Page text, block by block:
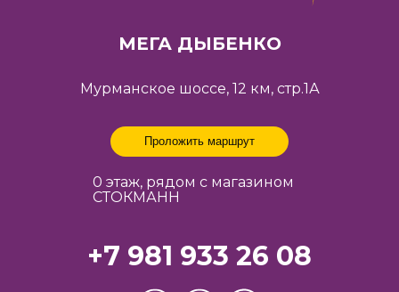
МЕГА ДЫБЕНКО
Проложить маршрут
0 этаж, рядом с магазином
СТОКМАНН
Мурманское шоссе, 12 км, стр.1А
+7 981 933 26 08